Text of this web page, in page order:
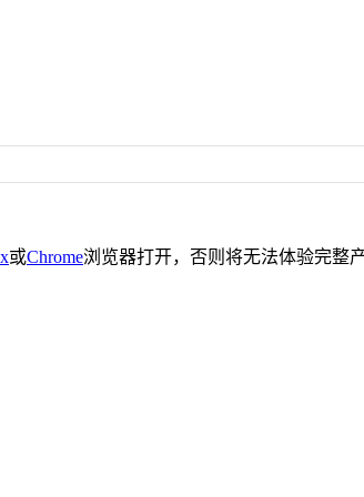
或Chrome浏览器打开，否则将无法体验完整